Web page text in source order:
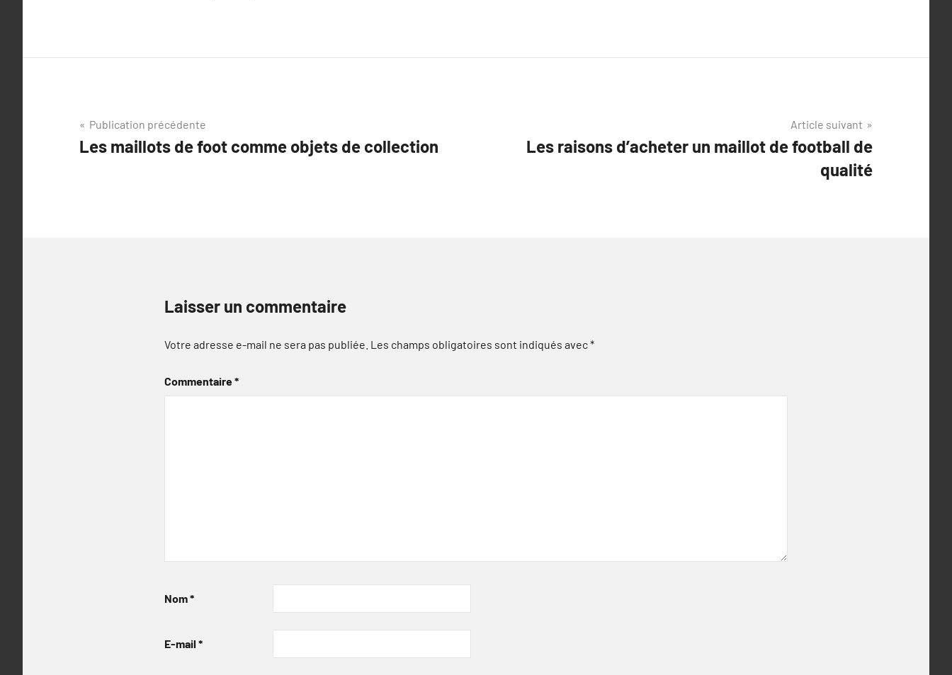
Navigation
de
Publication précédente
Les maillots de foot comme objets de collection
Article suivant
Les raisons d’acheter un maillot de football de
qualité
Laisser un commentaire
Votre adresse e-mail ne sera pas publiée. Les champs obligatoires sont indiqués avec*
Commentaire*
Nom*
E-mail *